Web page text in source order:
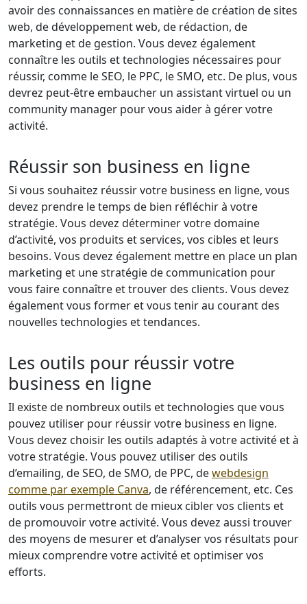
avoir des connaissances en matière de création de sites
web, de développement web, de rédaction, de
marketing et de gestion. Vous devez également
connaître les outils et technologies nécessaires pour
réussir, comme le SEO, le PPC, le SMO, etc. De plus, vous
devrez peut-être embaucher un assistant virtuel ou un
community manager pour vous aider à gérer votre
activité.
Réussir son business en ligne
Si vous souhaitez réussir votre business en ligne, vous
devez prendre le temps de bien réfléchir à votre
stratégie. Vous devez déterminer votre domaine
d’activité, vos produits et services, vos cibles et leurs
besoins. Vous devez également mettre en place un plan
marketing et une stratégie de communication pour
vous faire connaître et trouver des clients. Vous devez
également vous former et vous tenir au courant des
nouvelles technologies et tendances.
Les outils pour réussir votre
business en ligne
Il existe de nombreux outils et technologies que vous
pouvez utiliser pour réussir votre business en ligne.
Vous devez choisir les outils adaptés à votre activité et à
votre stratégie. Vous pouvez utiliser des outils
d’emailing, de SEO, de SMO, de PPC, dewebdesign
comme par exemple Canva, de référencement, etc. Ces
outils vous permettront de mieux cibler vos clients et
de promouvoir votre activité. Vous devez aussi trouver
des moyens de mesurer et d’analyser vos résultats pour
mieux comprendre votre activité et optimiser vos
efforts.